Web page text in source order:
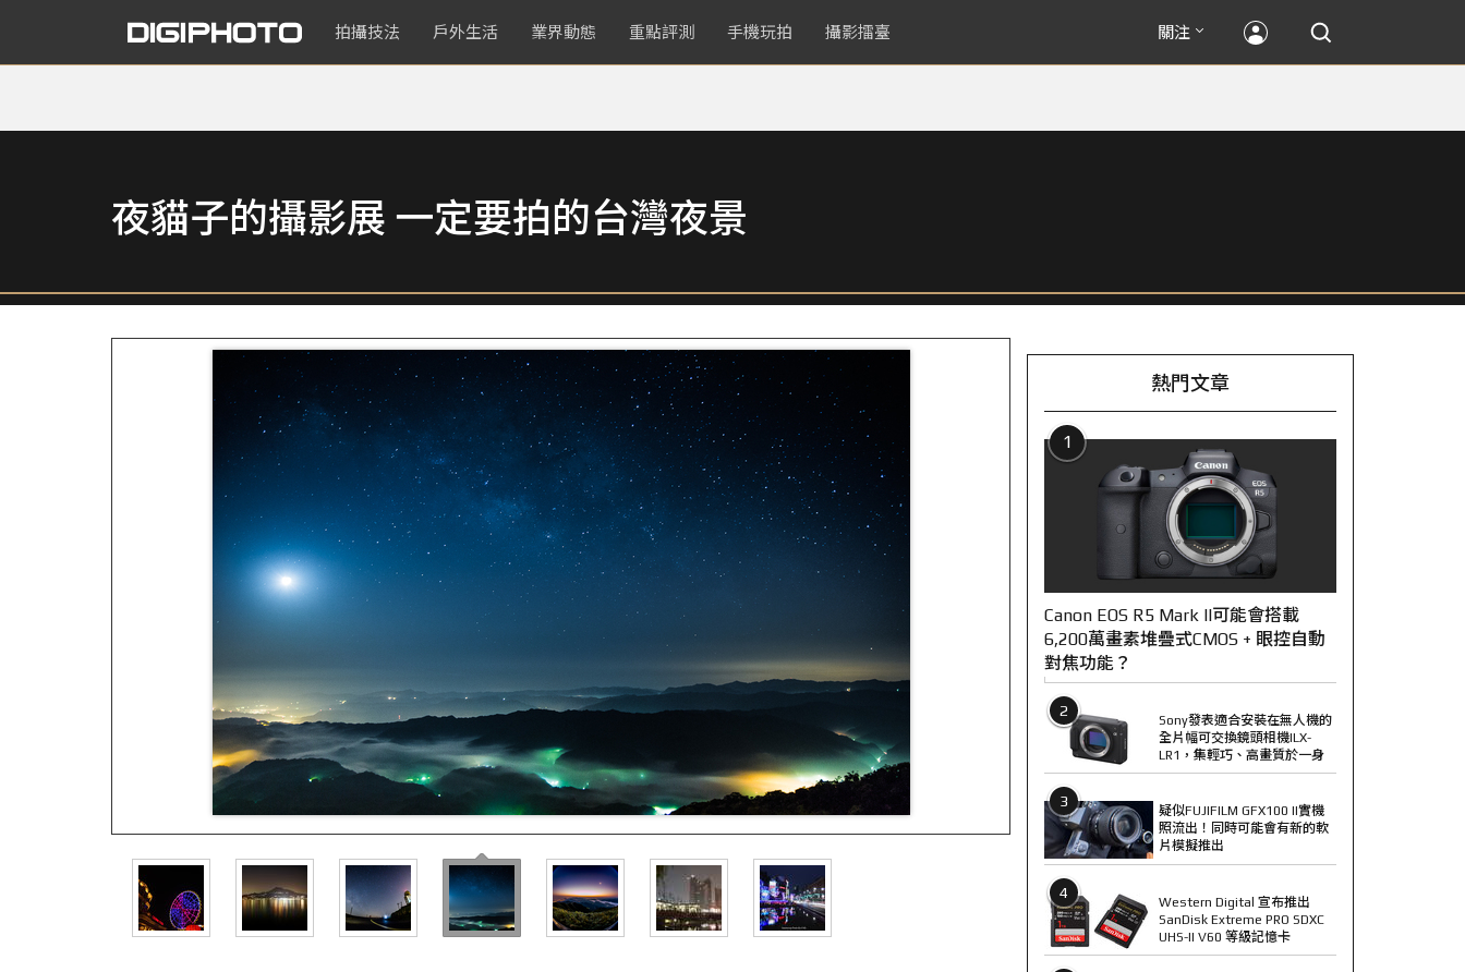
拍攝技法 戶外生活 業界動態 重點評測 手機玩拍 攝影擂臺 關注
夜貓子的攝影展 一定要拍的台灣夜景
熱門文章
1
Canon EOS R5 Mark II可能會搭載
6,200萬畫素堆疊式CMOS + 眼控自動
對焦功能？
2
Sony發表適合安裝在無人機的
全片幅可交換鏡頭相機ILX-
LR1，集輕巧、高畫質於一身
3
疑似FUJIFILM GFX100 II實機
照流出！同時可能會有新的軟
片模擬推出
4
Western Digital 宣布推出
SanDisk Extreme PRO SDXC
UHS-II V60 等級記憶卡